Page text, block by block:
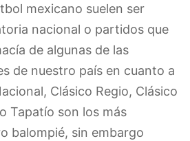
mexicano suelen ser
nacional o partidos que
de algunas de las
de nuestro país en cuanto a
Clásico Regio, Clásico
Tapatío son los más
balompié, sin embargo